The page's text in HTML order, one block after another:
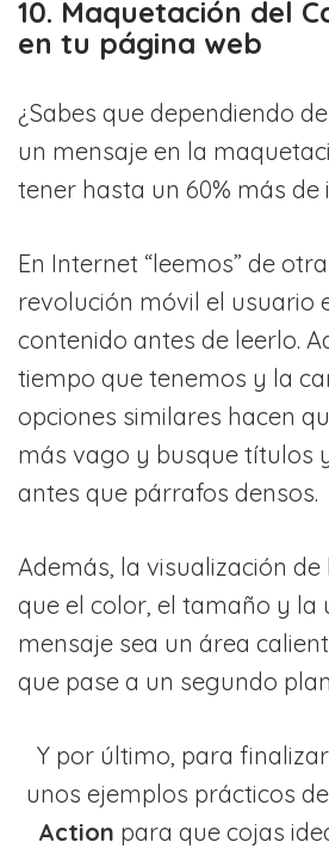
10. Maquetación del
en tu página web
¿Sabes que dependiendo
un mensaje en la
tener hasta un 60% más
En Internet “leemos” de
revolución móvil el usuario
contenido antes de leerlo.
tiempo que tenemos y la
opciones similares hacen
más vago y busque títulos
antes que párrafos densos.
Además, la visualización
que el color, el tamaño y la
mensaje sea un área
que pase a un segundo
Y por último, para
unos ejemplos prácticos
Action para que cojas